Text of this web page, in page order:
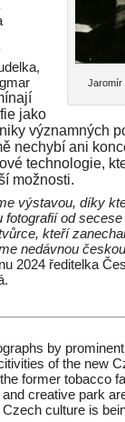
Jaromír
jako
významných
nechybí ani
technologie,
možnosti.
výstavou, díky
od
kteří
nedávnou
2024 ředitelka
by
of the new
former tobacco
creative park
culture is